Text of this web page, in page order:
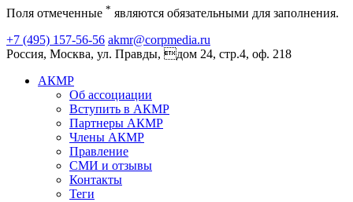
Поля отмеченные * являются обязательными для заполнения.
+7 (495) 157-56-56 akmr@corpmedia.ru
Россия, Москва, ул. Правды, дом 24, стр.4, оф. 218
АКМР
Об ассоциации
Вступить в АКМР
Партнеры АКМР
Члены АКМР
Правление
СМИ и отзывы
Контакты
Теги